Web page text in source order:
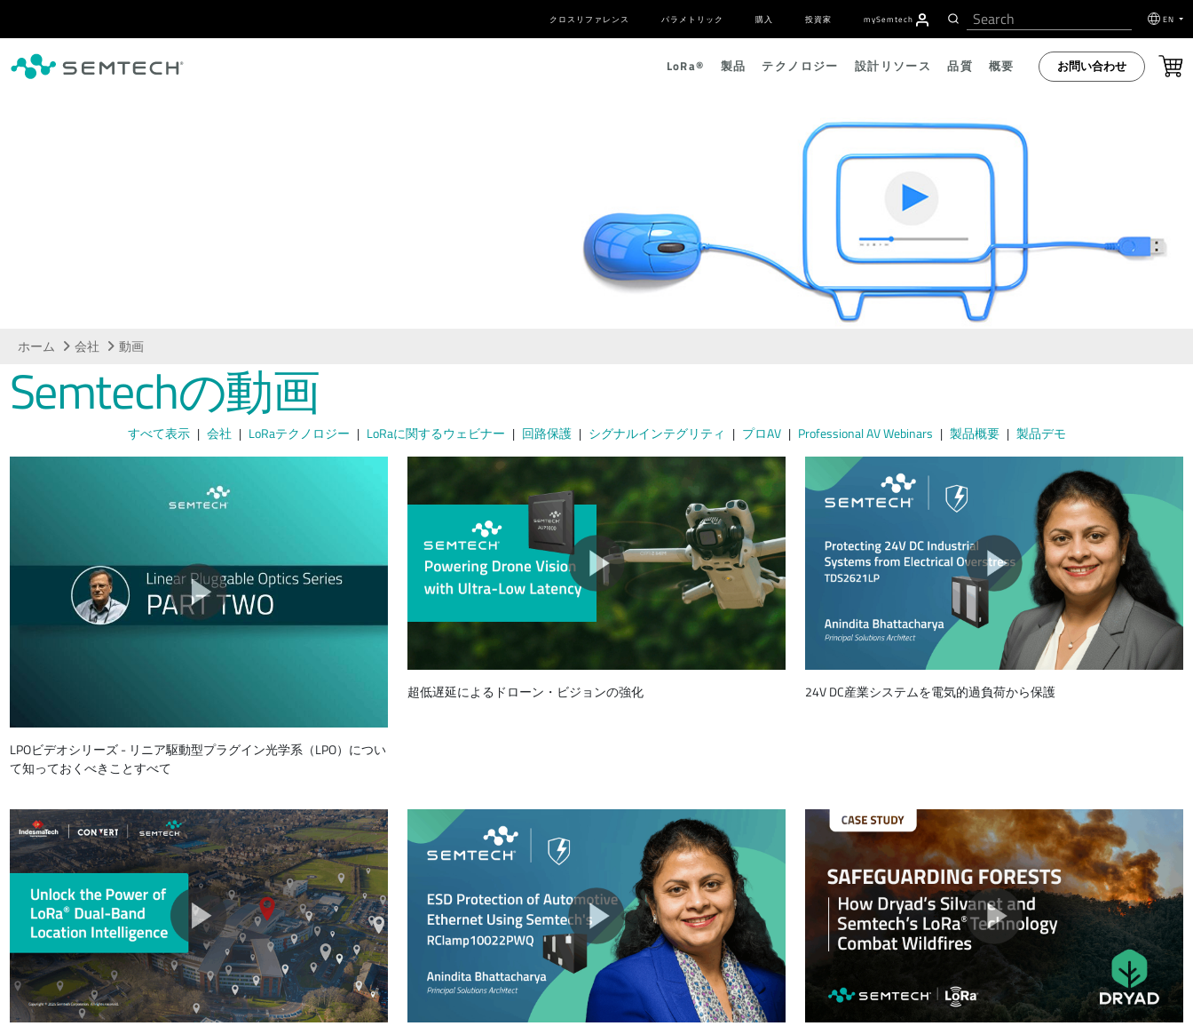
クロスリファレンス パラメトリック 購入 投資家 mySemtech EN
LoRa® 製品 テクノロジー 設計リソース 品質 概要 お問い合わせ
ホーム 会社 動画
Semtechの動画
すべて表示 会社 LoRaテクノロジー LoRaに関するウェビナー 回路保護 シグナルインテグリティ プロAV Professional AV Webinars 製品概要 製品デモ
LPOビデオシリーズ - リニア駆動型プラグイン光学系（LPO）につい
て知っておくべきことすべて
超低遅延によるドローン・ビジョンの強化 24V DC産業システムを電気的過負荷から保護